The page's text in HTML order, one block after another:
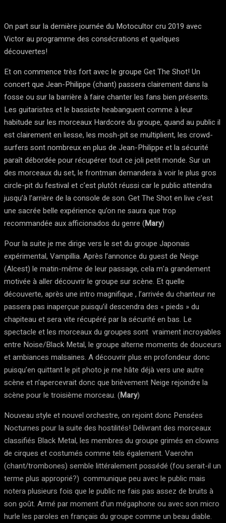
On part sur la dernière journée du Motocultor cru 2019 avec
Victor au programme des consécrations et quelques
découvertes!
Et on commence très fort avec le groupe Get The Shot! Un
concert que Jean-Philippe (chant) passera clairement dans la
fosse ou sur la barrière à faire chanter les fans bien présents.
Les guitaristes et le bassiste heabanguent comme à leur
habitude sur les morceaux Hardcore du groupe, quand au public il
est clairement en liesse, les mosh-pit se multiplient, les crowd-
surfers sont nombreux en plus de Jean-Philippe et la sécurité
paraît débordée pour récupérer tout ce joli petit monde. Sur un
des morceaux du set, le frontman demandera à voir le plus gros
circle-pit du festival et c’est plutôt réussi car le public atteindra
jusqu’à l’arrière de la console de son. Get The Shot en live c’est
une sacrée belle expérience qu’on ne saura que trop
recommandée aux afficionados du genre (Mary)
Pour la suite je me dirige vers le set du groupe Japonais
expérimental, Vampillia. Après l’annonce du guest de Neige
(Alcest) le matin-même de leur passage, cela m’a grandement
motivée à aller découvrir le groupe sur scène. Et quelle
découverte, après une intro magnifique , l’arrivée du chanteur ne
passera pas inaperçue puisqu’il descendra des « pieds » du
chapiteau et sera vite récupéré par la sécurité en bas. Le
spectacle et les morceaux du groupes sont vraiment incroyables
entre Noise/Black Metal, le groupe alterne moments de douceurs
et ambiances malsaines. A découvrir plus en profondeur donc
puisqu’en quittant le pit photo je me hâte déjà vers une autre
scène et n’apercevrait donc que brièvement Neige rejoindre la
scène pour le troisième morceau. (Mary)
Nouveau style et nouvel orchestre, on rejoint donc Pensées
Nocturnes pour la suite des hostilités! Délivrant des morceaux
classifiés Black Metal, les membres du groupe grimés en clowns
de cirques et costumés comme tels également. Vaerohn
(chant/trombones) semble littéralement possédé (fou serait-il un
terme plus approprié?) communique peu avec le public mais
notera plusieurs fois que le public ne fais pas assez de bruits à
son goût. Armé par moment d’un mégaphone ou avec son micro
hurle les paroles en français du groupe comme un beau diable.